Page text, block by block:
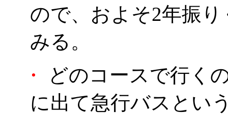
ので、およそ2年振
みる。
・
どのコースで行く
に出て急行バスとい